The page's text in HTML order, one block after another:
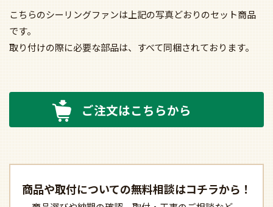
こちらのシーリングファンは上記の写真どおりのセット商品
です。
取り付けの際に必要な部品は、すべて同梱されております。
ご注文はこちらから
商品や取付についての無料相談はコチラから！